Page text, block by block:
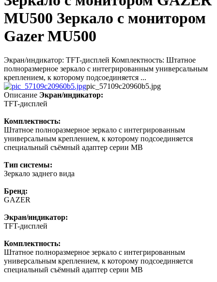
MU500 Зеркало с монитором
Gazer MU500
Экран/индикатор: TFT-дисплей Комплектность: Штатное
полноразмерное зеркало с интегрированным универсальным
креплением, к которому подсоединяется ...
pic_57109c20960b5.jpg
Описание Экран/индикатор:
TFT-дисплей
Комплектность:
Штатное полноразмерное зеркало с интегрированным
универсальным креплением, к которому подсоединяется
специальный съёмный адаптер серии MB
Тип системы:
Зеркало заднего вида
Бренд:
GAZER
Экран/индикатор:
TFT-дисплей
Комплектность:
Штатное полноразмерное зеркало с интегрированным
универсальным креплением, к которому подсоединяется
специальный съёмный адаптер серии MB